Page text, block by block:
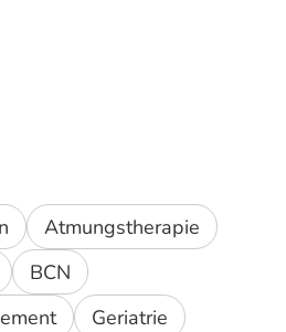
Atmungstherapie
BCN
Geriatrie